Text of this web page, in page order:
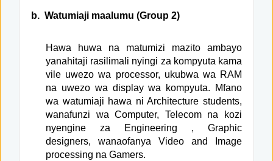
b. Watumiaji maalumu (Group 2)
Hawa huwa na matumizi mazito ambayo
yanahitaji rasilimali nyingi za kompyuta kama
vile uwezo wa processor, ukubwa wa RAM
na uwezo wa display wa kompyuta. Mfano
wa watumiaji hawa ni Architecture students,
wanafunzi wa Computer, Telecom na kozi
nyengine za Engineering , Graphic
designers, wanaofanya Video and Image
processing na Gamers.